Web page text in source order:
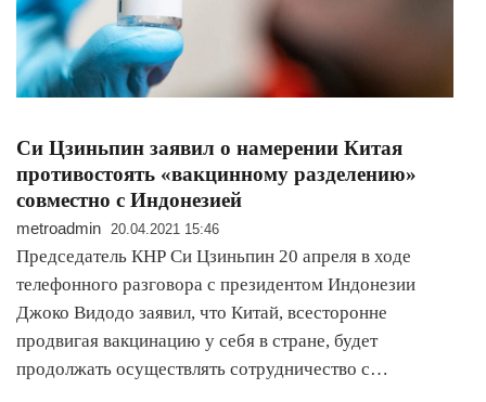
Си Цзиньпин заявил о намерении Китая
противостоять «вакцинному разделению»
совместно с Индонезией
metroadmin 20.04.2021 15:46
Председатель КНР Си Цзиньпин 20 апреля в ходе
телефонного разговора с президентом Индонезии
Джоко Видодо заявил, что Китай, всесторонне
продвигая вакцинацию у себя в стране, будет
продолжать осуществлять сотрудничество с…